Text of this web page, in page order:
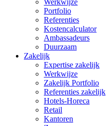
Werkwijze
Portfolio
Referenties
Kostencalculator
Ambassadeurs
Duurzaam
Zakelijk
Expertise zakelijk
Werkwijze
Zakelijk Portfolio
Referenties zakelijk
Hotels-Horeca
Retail
Kantoren